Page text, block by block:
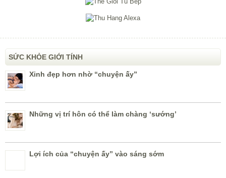
SỨC KHỎE GIỚI TÍNH
Xinh đẹp hơn nhờ “chuyện ấy”
Những vị trí hôn có thể làm chàng ‘sướng’
Lợi ích của “chuyện ấy” vào sáng sớm